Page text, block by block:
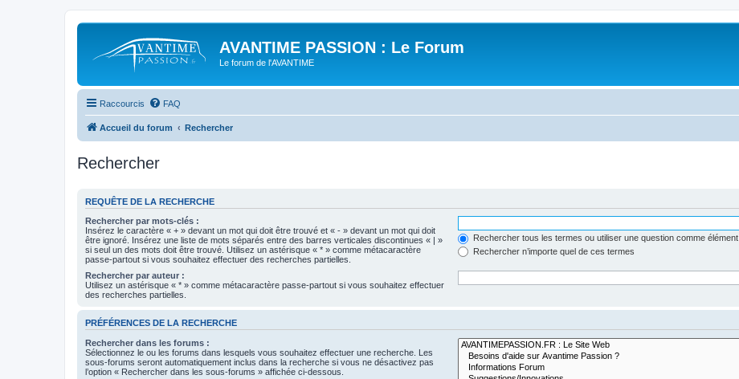
AVANTIME PASSION : Le Forum
Le forum de l'AVANTIME
Raccourcis FAQ
Accueil du forum Rechercher
Rechercher
REQUÊTE DE LA RECHERCHE
Rechercher par mots-clés :
Insérez le caractère « + » devant un mot qui doit être trouvé et « - » devant un mot qui doit
être ignoré. Insérez une liste de mots séparés entre des barres verticales discontinues « | »
si seul un des mots doit être trouvé. Utilisez un astérisque « * » comme métacaractère
passe-partout si vous souhaitez effectuer des recherches partielles.
Rechercher tous les termes ou utiliser une question comme élément
Rechercher n’importe quel de ces termes
Rechercher par auteur :
Utilisez un astérisque « * » comme métacaractère passe-partout si vous souhaitez effectuer
des recherches partielles.
PRÉFÉRENCES DE LA RECHERCHE
Rechercher dans les forums :
Sélectionnez le ou les forums dans lesquels vous souhaitez effectuer une recherche. Les
sous-forums seront automatiquement inclus dans la recherche si vous ne désactivez pas
l’option « Rechercher dans les sous-forums » affichée ci-dessous.